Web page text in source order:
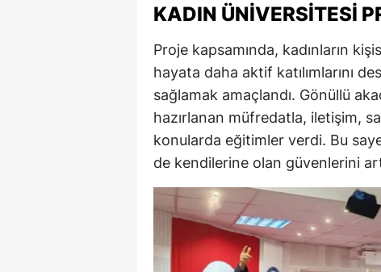
KADIN ÜNIVERSITESI
Proje kapsamında, kadınların
hayata daha aktif katılımlarını
sağlamak amaçlandı. Gönüllü
hazırlanan müfredatla, iletişim,
konularda eğitimler verdi. Bu
de kendilerine olan güvenlerini